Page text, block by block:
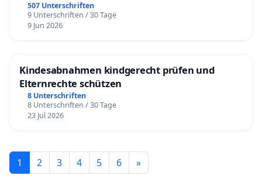
507 Unterschriften
9 Unterschriften / 30 Tage
9 Jun 2026
Kindesabnahmen kindgerecht prüfen und
Elternrechte schützen
8 Unterschriften
8 Unterschriften / 30 Tage
23 Jul 2026
1 2 3 4 5 6 »